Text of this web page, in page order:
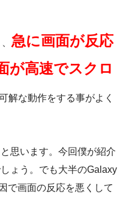
急に画面が反応
が高速でスクロ
解な動作をする事がよく
思います。今回僕が紹介
ょう。でも大半のGalaxy
で画面の反応を悪くして